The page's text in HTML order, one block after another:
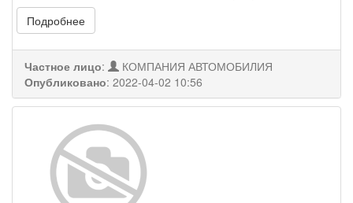
Подробнее
Частное лицо:
КОМПАНИЯ АВТОМОБИЛИЯ
Опубликовано: 2022-04-02 10:56